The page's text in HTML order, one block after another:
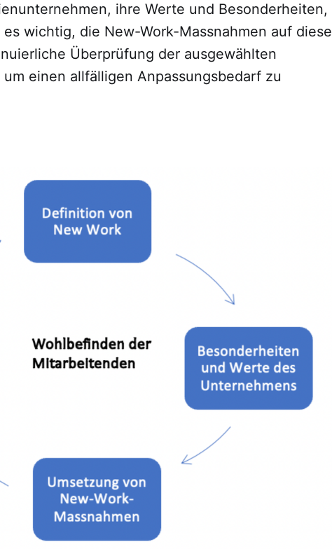
ihre Werte und Besonderheiten,
wichtig, die New-Work-Massnahmen auf diese
Überprüfung der ausgewählten
einen allfälligen Anpassungsbedarf zu